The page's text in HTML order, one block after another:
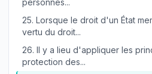
personnes...
25. Lorsque le droit d'un État
vertu du droit...
26. Il y a lieu d'appliquer les
protection des...